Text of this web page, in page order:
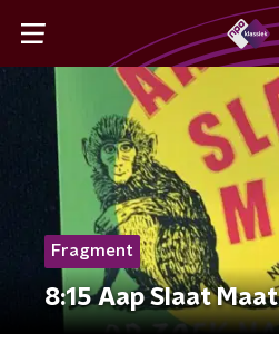
Fragment
8:15 Aap Slaat Maat